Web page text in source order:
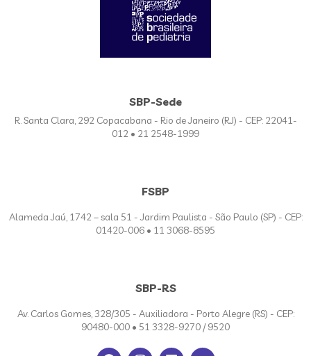
SBP-Sede
R. Santa Clara, 292 Copacabana - Rio de Janeiro (RJ) - CEP: 22041-
012 • 21 2548-1999
FSBP
Alameda Jaú, 1742 – sala 51 - Jardim Paulista - São Paulo (SP) - CEP:
01420-006 • 11 3068-8595
SBP-RS
Av. Carlos Gomes, 328/305 - Auxiliadora - Porto Alegre (RS) - CEP:
90480-000 • 51 3328-9270 / 9520